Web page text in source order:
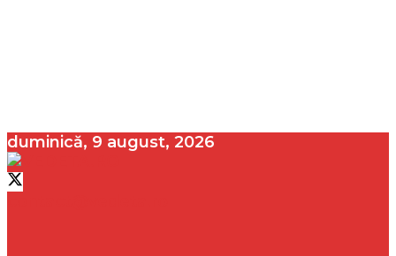
duminică, 9 august, 2026